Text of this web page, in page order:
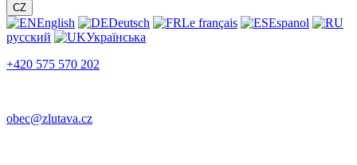
CZ
English Deutsch Le français
Espanol
русский
Українська
+420 575 570 202
obec@zlutava.cz